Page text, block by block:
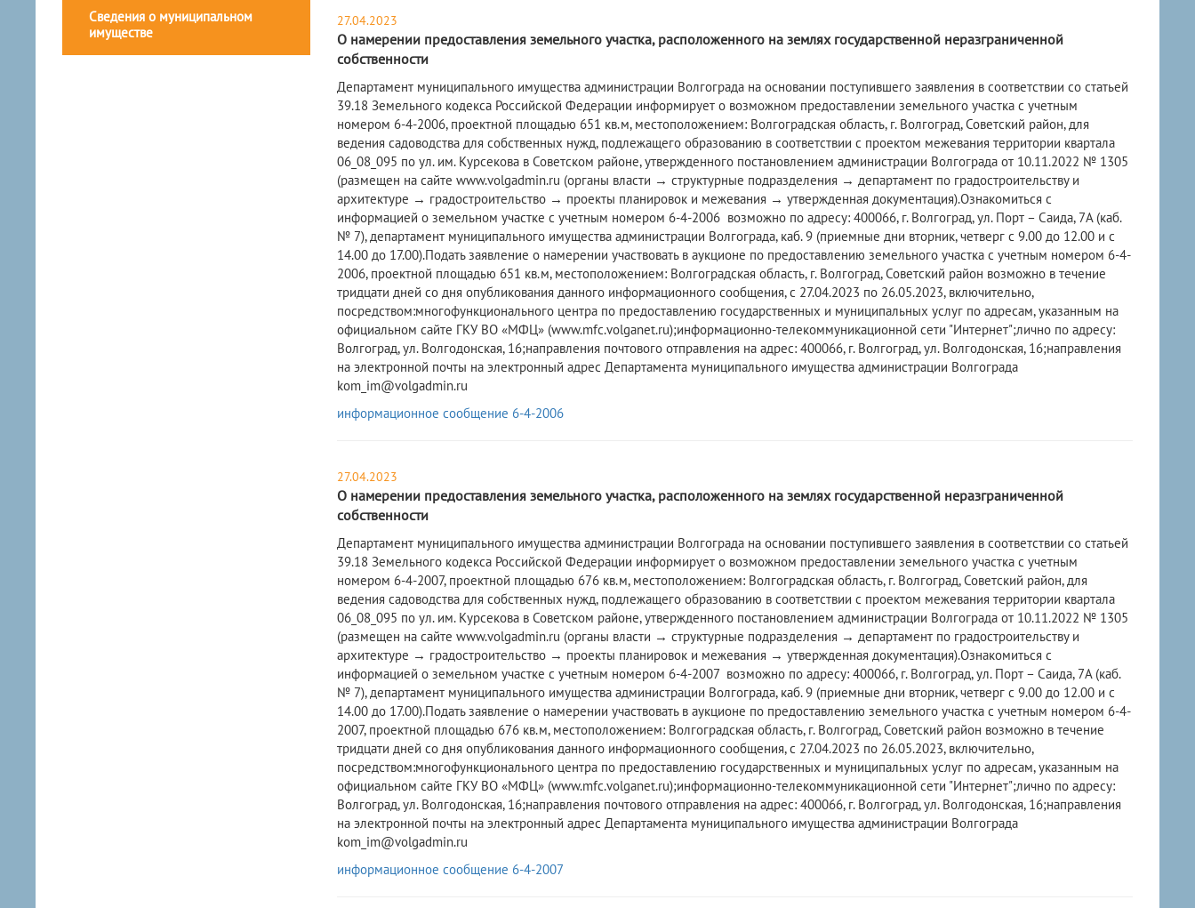
Сведения о муниципальном
имуществе
27.04.2023
О намерении предоставления земельного участка, расположенного на землях государственной неразграниченной
собственности
​Департамент муниципального имущества администрации Волгограда на основании поступившего заявления в соответствии со статьей
39.18 Земельного кодекса Российской Федерации информирует о возможном предоставлении земельного участка с учетным
номером 6-4-2006, проектной площадью 651 кв.м, местоположением: Волгоградская область, г. Волгоград, Советский район, для
ведения садоводства для собственных нужд, подлежащего образованию в соответствии с проектом межевания территории квартала
06_08_095 по ул. им. Курсекова в Советском районе, утвержденного постановлением администрации Волгограда от 10.11.2022 № 1305
(размещен на сайте www.volgadmin.ru (органы власти → структурные подразделения → департамент по градостроительству и
архитектуре → градостроительство → проекты планировок и межевания → утвержденная документация).Ознакомиться с
информацией о земельном участке с учетным номером 6-4-2006 возможно по адресу: 400066, г. Волгоград, ул. Порт – Саида, 7А (каб.
№ 7), департамент муниципального имущества администрации Волгограда, каб. 9 (приемные дни вторник, четверг с 9.00 до 12.00 и с
14.00 до 17.00).Подать заявление о намерении участвовать в аукционе по предоставлению земельного участка с учетным номером 6-4-
2006, проектной площадью 651 кв.м, местоположением: Волгоградская область, г. Волгоград, Советский район возможно в течение
тридцати дней со дня опубликования данного информационного сообщения, с 27.04.2023 по 26.05.2023, включительно,
посредством:многофункционального центра по предоставлению государственных и муниципальных услуг по адресам, указанным на
официальном сайте ГКУ ВО «МФЦ» (www.mfc.volganet.ru);информационно-телекоммуникационной сети "Интернет";лично по адресу:
Волгоград, ул. Волгодонская, 16;направления почтового отправления на адрес: 400066, г. Волгоград, ул. Волгодонская, 16;направления
на электронной почты на электронный адрес Департамента муниципального имущества администрации Волгограда
kom_im@volgadmin.ru
информационное сообщение 6-4-2006
27.04.2023
О намерении предоставления земельного участка, расположенного на землях государственной неразграниченной
собственности
​Департамент муниципального имущества администрации Волгограда на основании поступившего заявления в соответствии со статьей
39.18 Земельного кодекса Российской Федерации информирует о возможном предоставлении земельного участка с учетным
номером 6-4-2007, проектной площадью 676 кв.м, местоположением: Волгоградская область, г. Волгоград, Советский район, для
ведения садоводства для собственных нужд, подлежащего образованию в соответствии с проектом межевания территории квартала
06_08_095 по ул. им. Курсекова в Советском районе, утвержденного постановлением администрации Волгограда от 10.11.2022 № 1305
(размещен на сайте www.volgadmin.ru (органы власти → структурные подразделения → департамент по градостроительству и
архитектуре → градостроительство → проекты планировок и межевания → утвержденная документация).Ознакомиться с
информацией о земельном участке с учетным номером 6-4-2007 возможно по адресу: 400066, г. Волгоград, ул. Порт – Саида, 7А (каб.
№ 7), департамент муниципального имущества администрации Волгограда, каб. 9 (приемные дни вторник, четверг с 9.00 до 12.00 и с
14.00 до 17.00).Подать заявление о намерении участвовать в аукционе по предоставлению земельного участка с учетным номером 6-4-
2007, проектной площадью 676 кв.м, местоположением: Волгоградская область, г. Волгоград, Советский район возможно в течение
тридцати дней со дня опубликования данного информационного сообщения, с 27.04.2023 по 26.05.2023, включительно,
посредством:многофункционального центра по предоставлению государственных и муниципальных услуг по адресам, указанным на
официальном сайте ГКУ ВО «МФЦ» (www.mfc.volganet.ru);информационно-телекоммуникационной сети "Интернет";лично по адресу:
Волгоград, ул. Волгодонская, 16;направления почтового отправления на адрес: 400066, г. Волгоград, ул. Волгодонская, 16;направления
на электронной почты на электронный адрес Департамента муниципального имущества администрации Волгограда
kom_im@volgadmin.ru
информационное сообщение 6-4-2007